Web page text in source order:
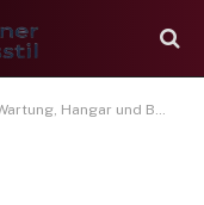
am Flughafen Frankfurt